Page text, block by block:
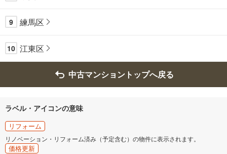
9 練馬区
10 江東区
中古マンショントップへ戻る
ラベル・アイコンの意味
リフォーム
リノベーション・リフォーム済み（予定含む）の物件に表示されます。
価格更新